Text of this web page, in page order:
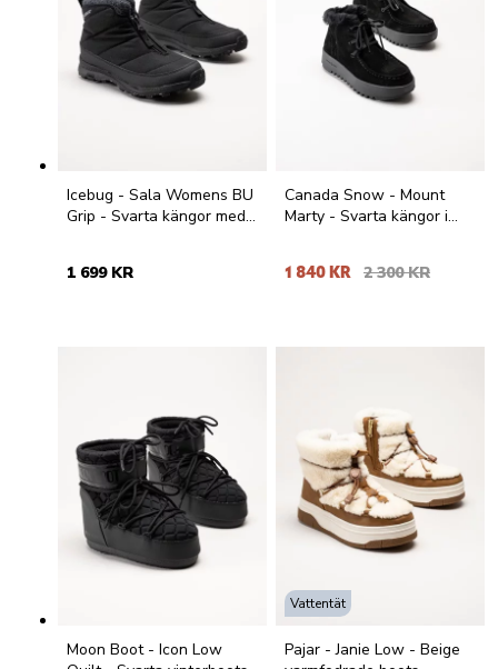
Icebug - Sala Womens BU
Grip - Svarta kängor med
1 699 KR
Canada Snow - Mount
Marty - Svarta kängor i
1 840 KR 2 300 KR
Moon Boot - Icon Low
Vattentät
Pajar - Janie Low - Beige